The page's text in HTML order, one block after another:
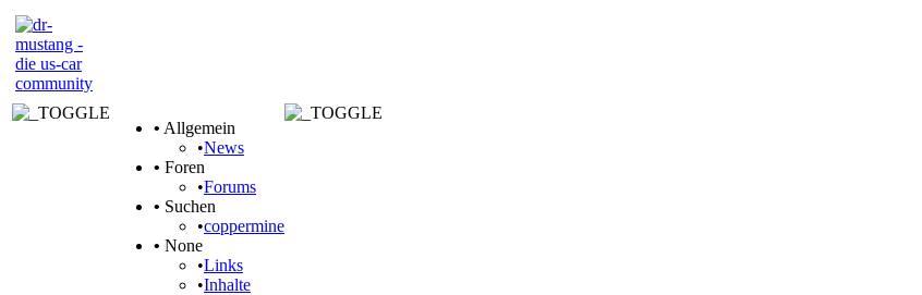
• Allgemein
•News
• Foren
•Forums
• Suchen
•coppermine
• None
•Links
•Inhalte